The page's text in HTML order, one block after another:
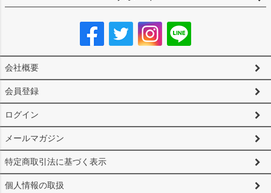
会社概要
会員登録
ログイン
メールマガジン
特定商取引法に基づく表示
個人情報の取扱